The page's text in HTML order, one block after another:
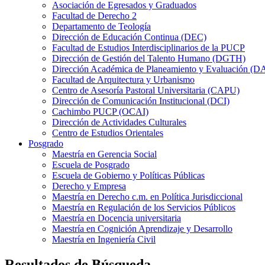
Asociación de Egresados y Graduados
Facultad de Derecho 2
Departamento de Teología
Dirección de Educación Continua (DEC)
Facultad de Estudios Interdisciplinarios de la PUCP
Dirección de Gestión del Talento Humano (DGTH)
Dirección Académica de Planeamiento y Evaluación
Facultad de Arquitectura y Urbanismo
Centro de Asesoría Pastoral Universitaria (CAPU)
Dirección de Comunicación Institucional (DCI)
Cachimbo PUCP (OCAI)
Dirección de Actividades Culturales
Centro de Estudios Orientales
Posgrado
Maestría en Gerencia Social
Escuela de Posgrado
Escuela de Gobierno y Políticas Públicas
Derecho y Empresa
Maestría en Derecho c.m. en Política Jurisdiccional
Maestría en Regulación de los Servicios Públicos
Maestría en Docencia universitaria
Maestría en Cognición Aprendizaje y Desarrollo
Maestría en Ingeniería Civil